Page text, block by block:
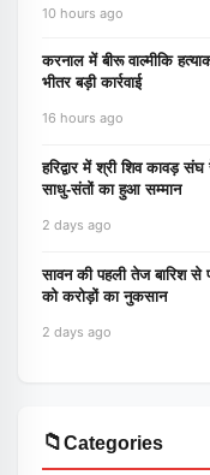
10 hours ago
करनाल में बीरू वाल्मीकि
भीतर बड़ी कार्रवाई
16 hours ago
हरिद्वार में श्री शिव कावड़
साधु-संतों का हुआ सम्मान
2 days ago
सावन की पहली तेज बारिश से
को करोड़ों का नुकसान
2 days ago
📁Categories